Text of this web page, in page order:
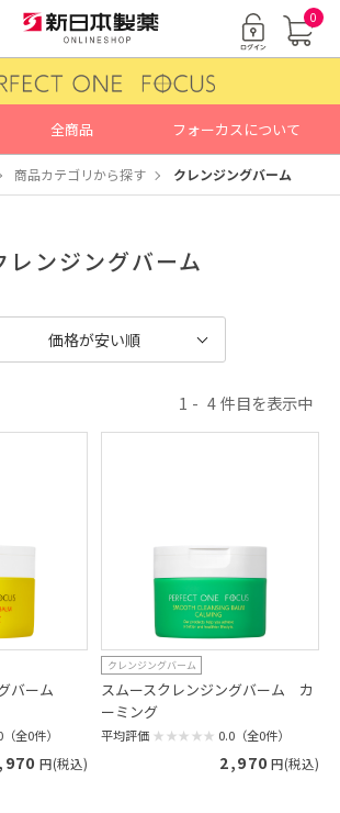
0
全商品 フォーカスについて
商品カテゴリから探す クレンジングバーム
レンジングバーム
1 4
バーム
全0件）
円(税込)
クレンジングバーム
スムースクレンジングバーム カ
ーミング
平均評価 0.0（全0件）
2,970 円(税込)